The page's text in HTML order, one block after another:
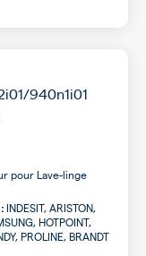
940n1i01
pour Lave-linge
INDESIT, ARISTON,
HOTPOINT,
PROLINE, BRANDT